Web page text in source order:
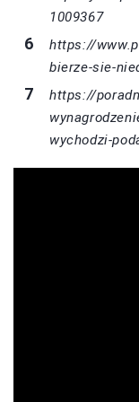
1009367
https://
bierze-sie-
https://
wychodzi-